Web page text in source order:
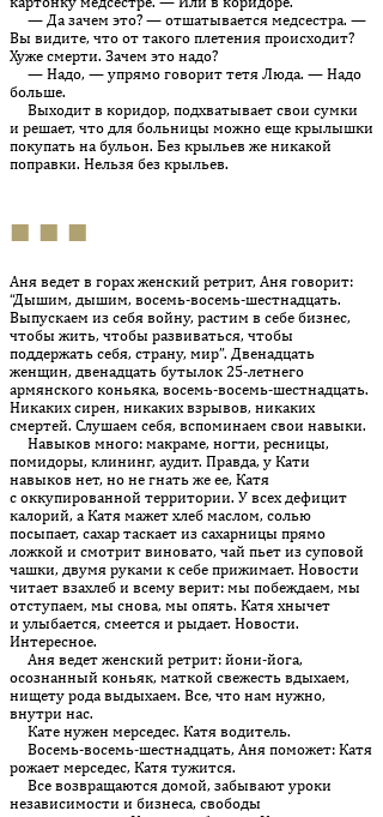
— Да зачем это? — отшатывается медсестра. —
Вы видите, что от такого плетения происходит?
Хуже смерти. Зачем это надо?
— Надо, — упрямо говорит тетя Люда. — Надо
больше.
Выходит в коридор, подхватывает свои сумки
и решает, что для больницы можно еще крылышки
покупать на бульон. Без крыльев же никакой
поправки. Нельзя без крыльев.
■ ■ ■
Аня ведет в горах женский ретрит, Аня говорит:
“Дышим, дышим, восемь-восемь-шестнадцать.
Выпускаем из себя войну, рас­тим в себе бизнес,
чтобы жить, чтобы развиваться, чтобы
поддержать себя, страну, мир”. Двенадцать
женщин, двенадцать бутылок 25-летнего
армянского коньяка, восемь-восемь-шестнадцать.
Никаких сирен, никаких взрывов, никаких
смертей. Слушаем себя, вспоминаем свои навыки.
Навыков много: макраме, ногти, ресницы,
помидоры, клининг, аудит. Правда, у Кати
навыков нет, но не гнать же ее, Катя
с оккупированной территории. У всех дефицит
калорий, а Катя мажет хлеб маслом, солью
посыпает, сахар таскает из сахарницы прямо
ложкой и смотрит виновато, чай пьет из суповой
чашки, двумя руками к себе прижимает. Новости
читает взахлеб и всему верит: мы побеждаем, мы
отступаем, мы снова, мы опять. Катя хнычет
и улыбается, смеется и рыдает. Новости.
Интересное.
Аня ведет женский ретрит: йони-йога,
осознанный коньяк, маткой свежесть вдыхаем,
нищету рода выдыхаем. Все, что нам нужно,
внутри нас.
Кате нужен мерседес. Катя водитель.
Восемь-восемь-шестнадцать, Аня поможет: Катя
рожает мерседес, Катя тужится.
Все возвращаются домой, забывают уроки
независимости и бизнеса, свободы